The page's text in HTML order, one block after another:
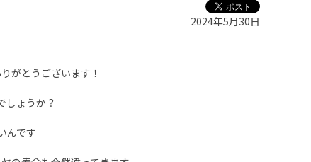
2024年5月30日
がとうございます！
しょうか？
んです